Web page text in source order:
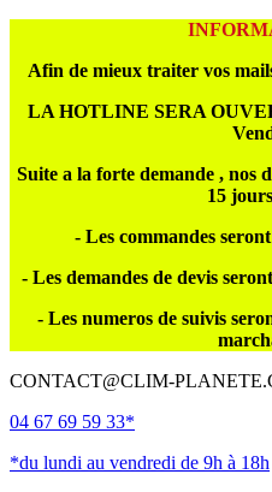
Afin de mieux traiter vos
LA HOTLINE SERA
Suite a la forte demande , nos
15
- Les commandes
- Les demandes de devis
- Les numeros de suivis
CONTACT@CLIM-
04 67 69 59 33*
*du lundi au vendredi de 9h à 18h